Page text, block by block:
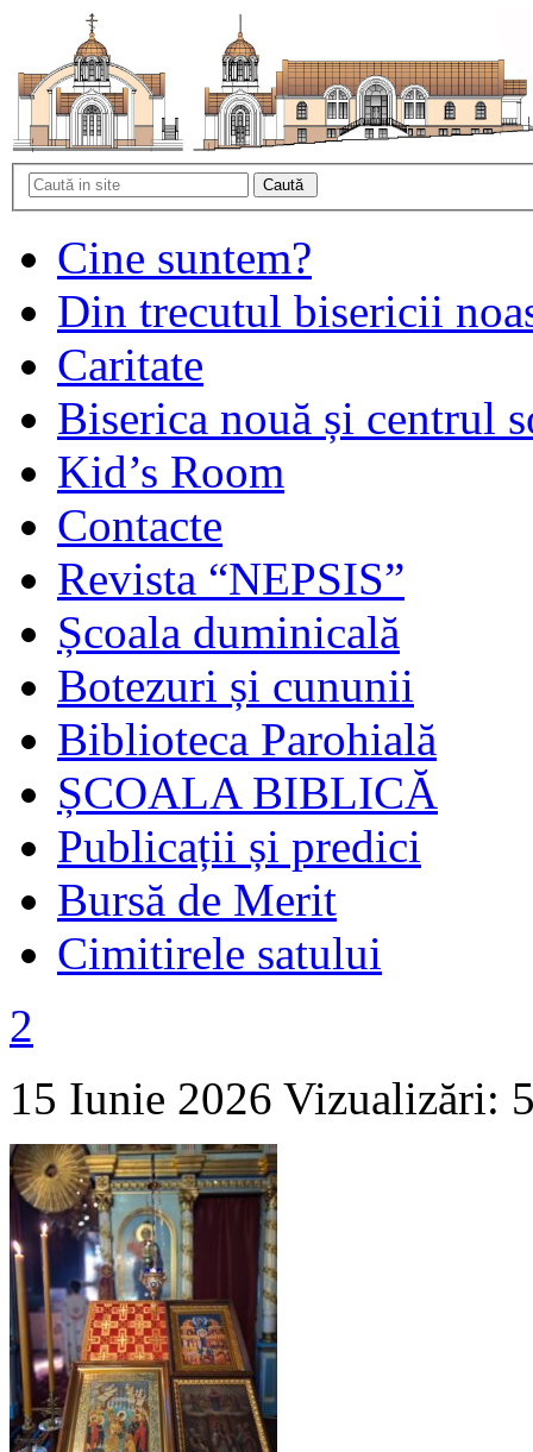
Cine suntem?
Din trecutul bisericii
Caritate
Biserica nouă și centrul
Kid’s Room
Contacte
Revista “NEPSIS”
Școala duminicală
Botezuri și cununii
Biblioteca Parohială
ȘCOALA BIBLICĂ
Publicații și predici
Bursă de Merit
Cimitirele satului
2
15 Iunie 2026 Vizualizări: